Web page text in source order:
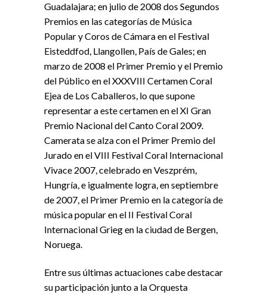
Guadalajara; en julio de 2008 dos Segundos
Premios en las categorías de Música
Popular y Coros de Cámara en el Festival
Eisteddfod, Llangollen, País de Gales; en
marzo de 2008 el Primer Premio y el Premio
del Público en el XXXVIII Certamen Coral
Ejea de Los Caballeros, lo que supone
representar a este certamen en el XI Gran
Premio Nacional del Canto Coral 2009.
Camerata se alza con el Primer Premio del
Jurado en el VIII Festival Coral Internacional
Vivace 2007, celebrado en Veszprém,
Hungría, e igualmente logra, en septiembre
de 2007, el Primer Premio en la categoría de
música popular en el II Festival Coral
Internacional Grieg en la ciudad de Bergen,
Noruega.
Entre sus últimas actuaciones cabe destacar
su participación junto a la Orquesta